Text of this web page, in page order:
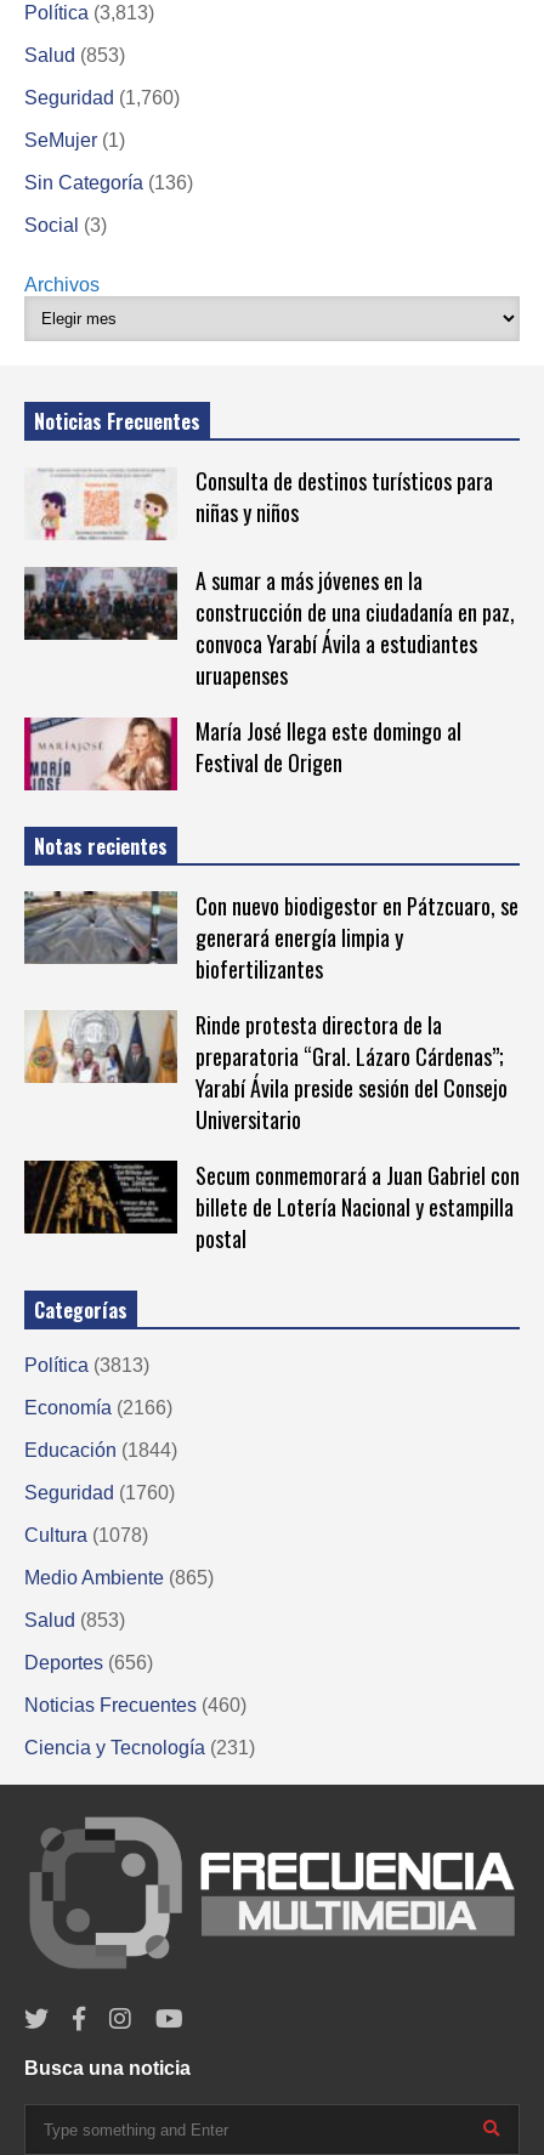
Política (3,813)
Salud (853)
Seguridad (1,760)
SeMujer (1)
Sin Categoría (136)
Social (3)
Archivos
Noticias Frecuentes
Consulta de destinos turísticos para
niñas y niños
A sumar a más jóvenes en la
construcción de una ciudadanía en paz,
convoca Yarabí Ávila a estudiantes
uruapenses
María José llega este domingo al
Festival de Origen
Notas recientes
Con nuevo biodigestor en Pátzcuaro, se
generará energía limpia y
biofertilizantes
Rinde protesta directora de la
preparatoria “Gral. Lázaro Cárdenas”;
Yarabí Ávila preside sesión del Consejo
Universitario
Secum conmemorará a Juan Gabriel con
billete de Lotería Nacional y estampilla
postal
Categorías
Política (3813)
Economía (2166)
Educación (1844)
Seguridad (1760)
Cultura (1078)
Medio Ambiente (865)
Salud (853)
Deportes (656)
Noticias Frecuentes (460)
Ciencia y Tecnología (231)
Busca una noticia